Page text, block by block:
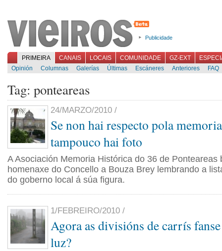
Publicidade
PRIMEIRA CANAIS LOCAIS COMUNIDADE GZ-EXT
Opinión
Columnas Galerías Últimas Escáneres Anteriores FAQ
Tag: ponteareas
24/MARZO/2010 /
Se non hai respecto pola
tampouco hai foto
A Asociación Memoria Histórica do 36 de Ponteareas
homenaxe do Concello a Bouza Brey lembrando a
do goberno local á súa figura.
1/FEBREIRO/2010 /
Agora as divisións de carrís
luz?